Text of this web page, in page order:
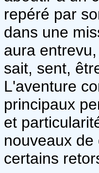
repéré par
dans une
aura
sait, sent,
L'aventure
principaux
et
nouveaux
certains